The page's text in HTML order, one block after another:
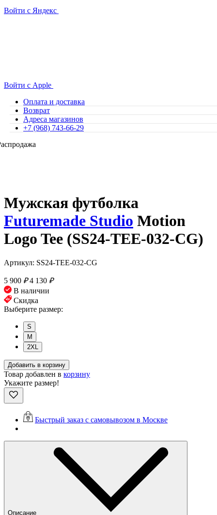
Войти с Яндекс
Войти с Apple
Оплата и доставка
Возврат
Адреса магазинов
+7 (968) 743-66-29
Мужская футболка
Futuremade Studio Motion
Logo Tee (SS24-TEE-032-CG)
Артикул: SS24-TEE-032-CG
5 900 ₽ 4 130 ₽
В наличии
Скидка
Выберите размер:
S
M
2XL
Добавить в корзину
Товар добавлен в корзину
Укажите размер!
Быстрый заказ с самовывозом в Москве
Описание